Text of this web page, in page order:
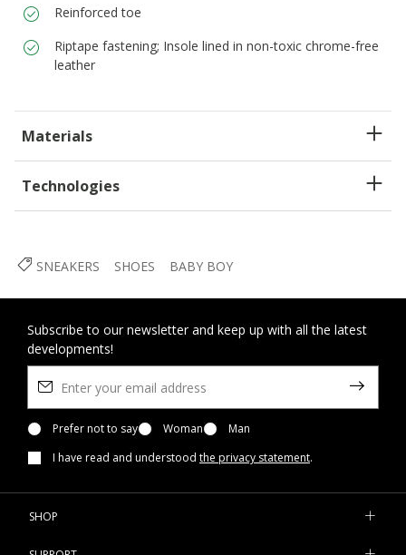
Reinforced toe
Riptape fastening; Insole lined in non-toxic chrome-free
leather
Materials
Technologies
SNEAKERS SHOES BABY BOY
Subscribe to our newsletter and keep up with all the latest
developments!
Prefer not to say Woman
Man
I have read and understood the privacy statement.
SHOP